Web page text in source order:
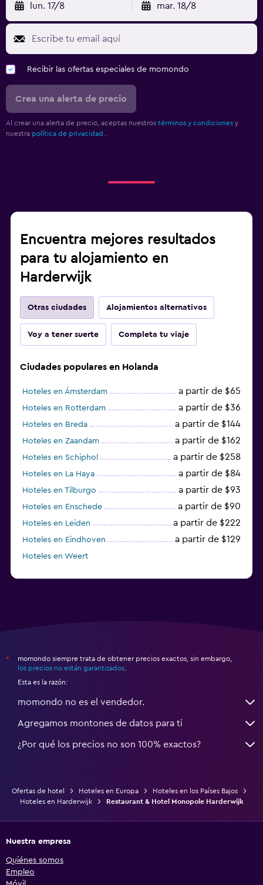
lun. 17/8 mar. 18/8
Recibir las ofertas especiales de momondo
Crea una alerta de precio
Al crear una alerta de precio, aceptas nuestros términos y condiciones y
nuestra política de privacidad.
Encuentra mejores resultados
para tu alojamiento en
Harderwijk
Otras ciudades Alojamientos alternativos
Voy a tener suerte Completa tu viaje
Ciudades populares en Holanda
Hoteles en Ámsterdam a partir de $65
Hoteles en Rotterdam a partir de $36
Hoteles en Breda a partir de $144
Hoteles en Zaandam a partir de $162
Hoteles en Schiphol a partir de $258
Hoteles en La Haya a partir de $84
Hoteles en Tilburgo a partir de $93
Hoteles en Enschede a partir de $90
Hoteles en Leiden a partir de $222
Hoteles en Eindhoven a partir de $129
Hoteles en Weert
*
momondo siempre trata de obtener precios exactos, sin embargo,
los precios no están garantizados
Esta es la razón:
momondo no es el vendedor.
Agregamos montones de datos para ti
¿Por qué los precios no son 100% exactos?
Ofertas de hotel Hoteles en Europa
Hoteles en los Países Bajos
Hoteles en Harderwijk
Restaurant & Hotel Monopole Harderwijk
Nuestra empresa
Quiénes somos
Empleo